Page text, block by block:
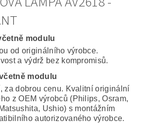
modulu
od originálního výrobce.
a výdrž bez kompromisů.
modulu
za dobrou cenu. Kvalitní originální
z OEM výrobců (Philips, Osram,
Ushio) s montážním
autorizovaného výrobce.